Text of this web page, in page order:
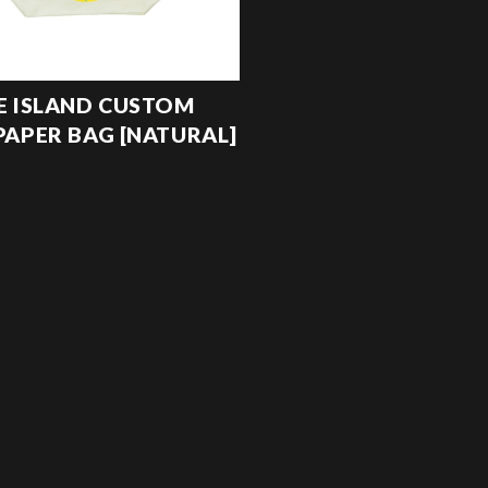
ISLAND CUSTOM
BAG [NATURAL]